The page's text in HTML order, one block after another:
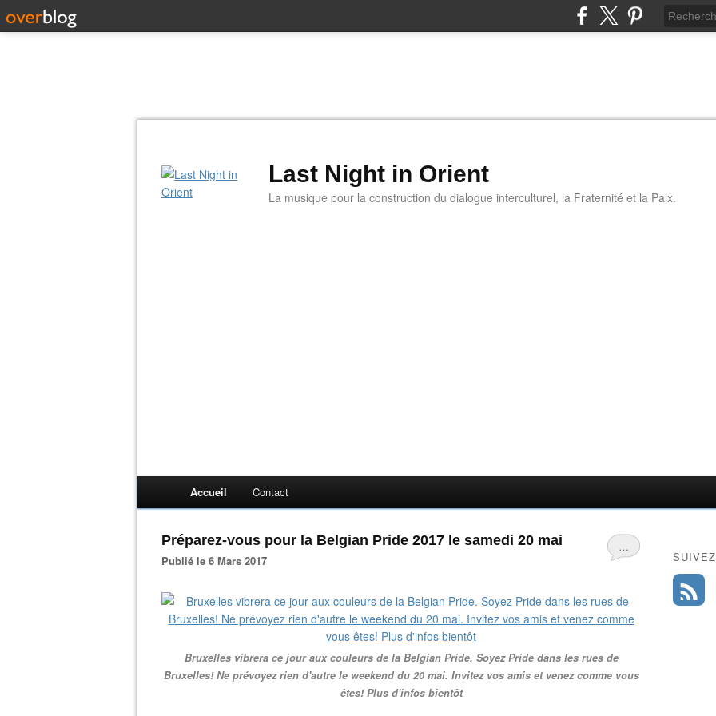
Last Night in Orient
La musique pour la construction du dialogue interculturel, la Fraternité et la Paix.
Accueil Contact
…
Préparez-vous pour la Belgian Pride 2017 le samedi 20 mai
Publié le 6 Mars 2017
Bruxelles vibrera ce jour aux couleurs de la Belgian Pride. Soyez Pride dans les rues de
Bruxelles! Ne prévoyez rien d'autre le weekend du 20 mai. Invitez vos amis et venez comme vous
êtes! Plus d'infos bientôt